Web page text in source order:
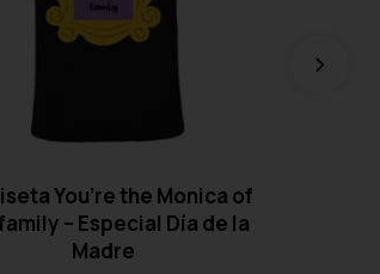
You’re the Monica of
– Especial Día de la
Madre